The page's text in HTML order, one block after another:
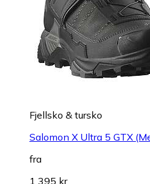
Fjellsko & tursko
Salomon X Ultra 5 GTX
fra
1 395 kr